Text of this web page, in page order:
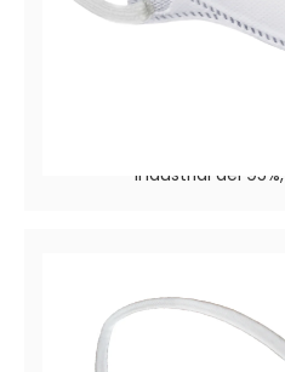
industrial del